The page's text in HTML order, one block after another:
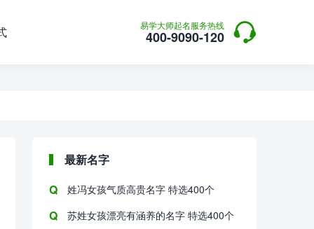
易学大师起名服务热线
400-9090-120 
最新名字
姓冯女孩气质高贵名字 特选400个
苏姓女孩漂亮有涵养的名字 特选400个